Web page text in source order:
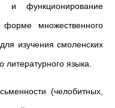
и функционирование
множественного
изучения смоленских
литературного языка.
(челобитных,